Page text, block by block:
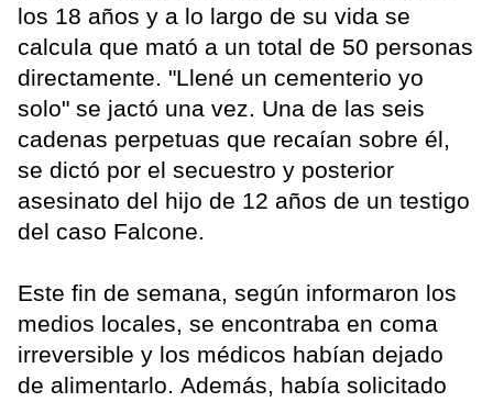
los 18 años y a lo largo de su vida se
calcula que mató a un total de 50 personas
directamente. "Llené un cementerio yo
solo" se jactó una vez. Una de las seis
cadenas perpetuas que recaían sobre él,
se dictó por el secuestro y posterior
asesinato del hijo de 12 años de un testigo
del caso Falcone.
Este fin de semana, según informaron los
medios locales, se encontraba en coma
irreversible y los médicos habían dejado
de alimentarlo. Además, había solicitado